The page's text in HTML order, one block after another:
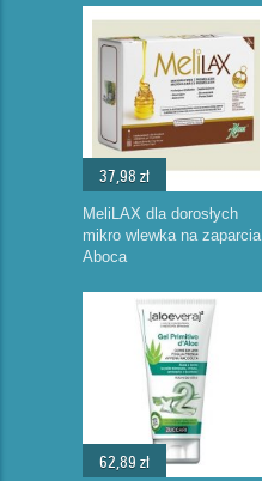
37,98 zł
MeliLAX dla dorosłych
mikro wlewka na zaparcia
Aboca
62,89 zł